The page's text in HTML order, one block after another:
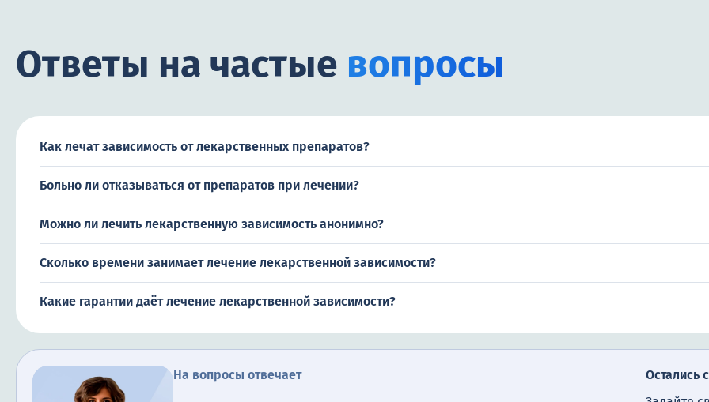
Ответы на частые вопросы
Как лечат зависимость от лекарственных препаратов?
Больно ли отказываться от препаратов при лечении?
Можно ли лечить лекарственную зависимость анонимно?
Сколько времени занимает лечение лекарственной зависимости?
Какие гарантии даёт лечение лекарственной зависимости?
На вопросы отвечает
Остались